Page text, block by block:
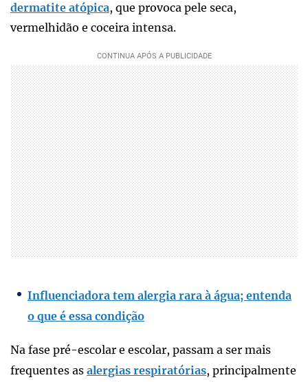
dermatite atópica, que provoca pele seca,
vermelhidão e coceira intensa.
Influenciadora tem alergia rara à água; entenda
o que é essa condição
Na fase pré-escolar e escolar, passam a ser mais
frequentes as alergias respiratórias, principalmente